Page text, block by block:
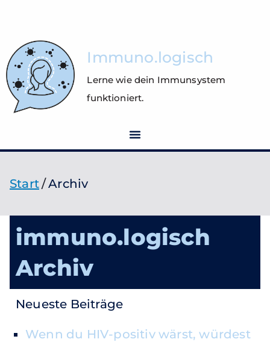
Immuno.logisch
Lerne wie dein Immunsystem
funktioniert.
Start Archiv
immuno.logisch
Archiv
Neueste Beiträge
Wenn du HIV-positiv wärst, würdest